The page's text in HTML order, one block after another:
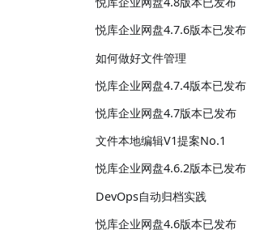
悦库企业网盘4.7.6版本已发布
如何做好文件管理
悦库企业网盘4.7.4版本已发布
悦库企业网盘4.7版本已发布
文件本地编辑V1提案No.1
悦库企业网盘4.6.2版本已发布
DevOps自动归档实践
悦库企业网盘4.6版本已发布